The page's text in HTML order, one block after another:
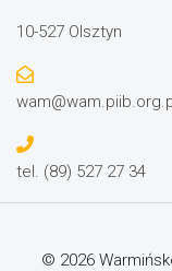
10-527 Olsztyn
tel. (89) 527 27 34
© 2026